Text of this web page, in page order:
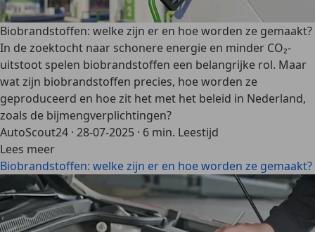
Biobrandstoffen: welke zijn er en hoe worden ze gemaakt?
In de zoektocht naar schonere energie en minder CO₂-
uitstoot spelen biobrandstoffen een belangrijke rol. Maar
wat zijn biobrandstoffen precies, hoe worden ze
geproduceerd en hoe zit het met het beleid in Nederland,
zoals de bijmengverplichtingen?
AutoScout24 · 28-07-2025 · 6 min. Leestijd
Lees meer
Biobrandstoffen: welke zijn er en hoe worden ze gemaakt?